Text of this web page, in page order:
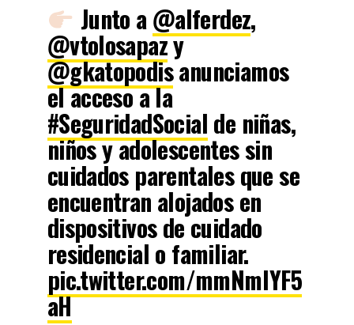
Junto a@alferdez,
@vtolosapazy
@gkatopodisanunciamos
el acceso a la
#SeguridadSocial de niñas,
niños y adolescentes sin
cuidados parentales que se
encuentran alojados en
dispositivos de cuidado
residencial o familiar.
pic.twitter.com/mmNmlYF5
aH